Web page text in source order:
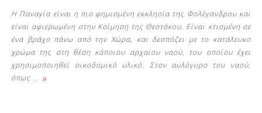
Η Παναγία είναι η πιο φημισμένη εκκλησία της Φολέγανδρου και
είναι αφιερωμένη στην Κοίμηση της Θεοτόκου. Είναι κτισμένη σε
ένα βράχο πάνω από την Χώρα, και δεσπόζει με το κατάλευκο
χρώμα της στη θέση κάποιου αρχαίου ναού, του οποίου έχει
χρησιμοποιηθεί οικοδομικό υλικό. Στον αυλόγυρο του ναού,
όπως … »